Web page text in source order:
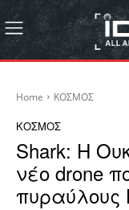
Home ΚΟΣΜΟΣ
ΚΟΣΜΟΣ
Shark: Η
νέο drone
πυραύλους